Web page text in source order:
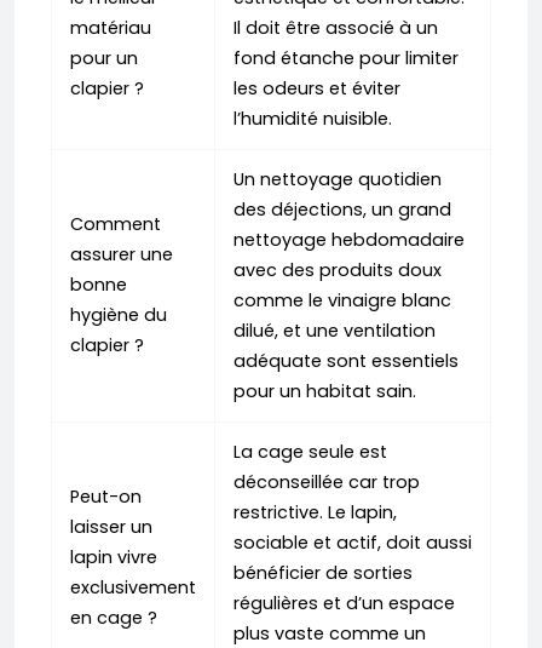
matériau
pour un
clapier ?
Il doit être associé à un
fond étanche pour limiter
les odeurs et éviter
l’humidité nuisible.
Comment
assurer une
bonne
hygiène du
clapier ?
Un nettoyage quotidien
des déjections, un grand
nettoyage hebdomadaire
avec des produits doux
comme le vinaigre blanc
dilué, et une ventilation
adéquate sont essentiels
pour un habitat sain.
Peut-on
laisser un
lapin vivre
exclusivement
en cage ?
La cage seule est
déconseillée car trop
restrictive. Le lapin,
sociable et actif, doit aussi
bénéficier de sorties
régulières et d’un espace
plus vaste comme un